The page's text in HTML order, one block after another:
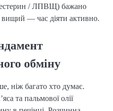
/ ЛПВЩ) бажано
— час діяти активно.
обміну
ніж багато хто думає.
та пальмової олії